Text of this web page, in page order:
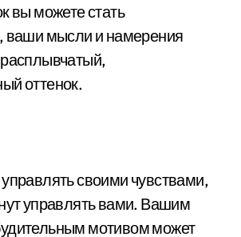
вы можете стать
ваши мысли и намерения
оттенок.
своими чувствами,
управлять вами. Вашим
мотивом может